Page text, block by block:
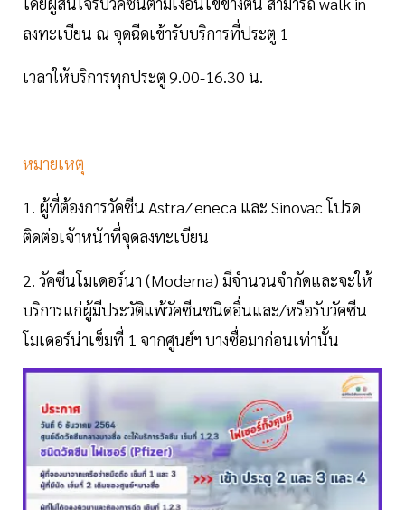
ลงทะเบียน ณ จุดฉีดเข้ารับบริการที่ประตู 1
เวลาให้บริการทุกประตู 9.00-16.30 น.
หมายเหตุ
1. ผู้ที่ต้องการวัคซีน AstraZeneca และ Sinovac โปรด
ติดต่อเจ้าหน้าที่จุดลงทะเบียน
2. วัคซีนโมเดอร์นา (Moderna) มีจำนวนจำกัดและจะให้
บริการแก่ผู้มีประวัติแพ้วัคซีนชนิดอื่นและ/หรือรับวัคซีน
โมเดอร์น่าเข็มที่ 1 จากศูนย์ฯ บางซื่อมาก่อนเท่านั้น